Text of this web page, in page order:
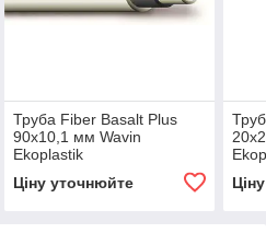
Труба Fiber Basalt Plus
90х10,1 мм Wavin
Ekoplastik
Ціну уточнюйте